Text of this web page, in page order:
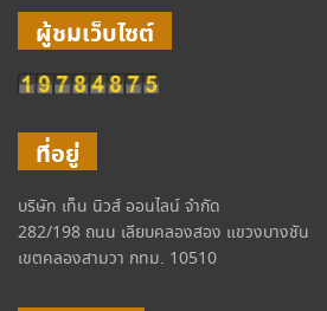
ผู้ชมเว็บไซต์
ที่อยู่
บริษัท เท็น นิวส์ ออนไลน์ จำกัด
282/198 ถนน เลียบคลองสอง แขวงบางชัน
เขตคลองสามวา กทม. 10510